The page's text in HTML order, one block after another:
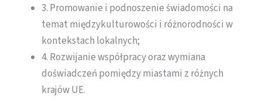
3. Promowanie i podnoszenie świadomości na
temat międzykulturowości i różnorodności w
kontekstach lokalnych;
4. Rozwijanie współpracy oraz wymiana
doświadczeń pomiędzy miastami z różnych
krajów UE.